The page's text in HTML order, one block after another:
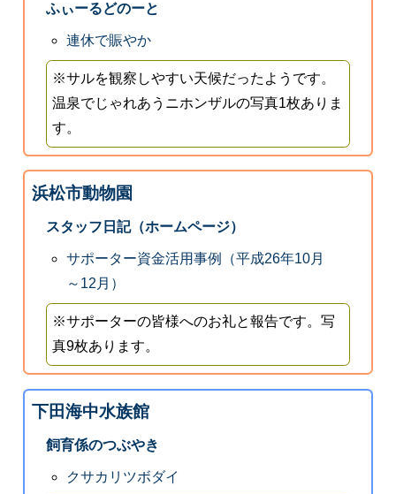
ふぃーるどのーと
連休で賑やか
※サルを観察しやすい天候だったようです。
温泉でじゃれあうニホンザルの写真1枚ありま
す。
浜松市動物園
スタッフ日記（ホームページ）
サポーター資金活用事例（平成26年10月
～12月）
※サポーターの皆様へのお礼と報告です。写
真9枚あります。
下田海中水族館
飼育係のつぶやき
クサカリツボダイ